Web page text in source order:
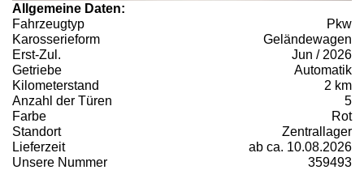
Allgemeine Daten:
Fahrzeugtyp
Pkw
Karosserieform
Geländewagen
Erst-Zul.
Jun / 2026
Getriebe
Automatik
Kilometerstand
2 km
Anzahl der Türen
5
Farbe
Rot
Standort
Zentrallager
Lieferzeit
ab ca. 10.08.2026
Unsere Nummer
359493